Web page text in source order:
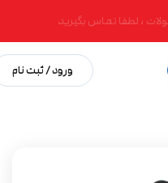
، لطفا تماس بگیرید
ورود / ثبت نام